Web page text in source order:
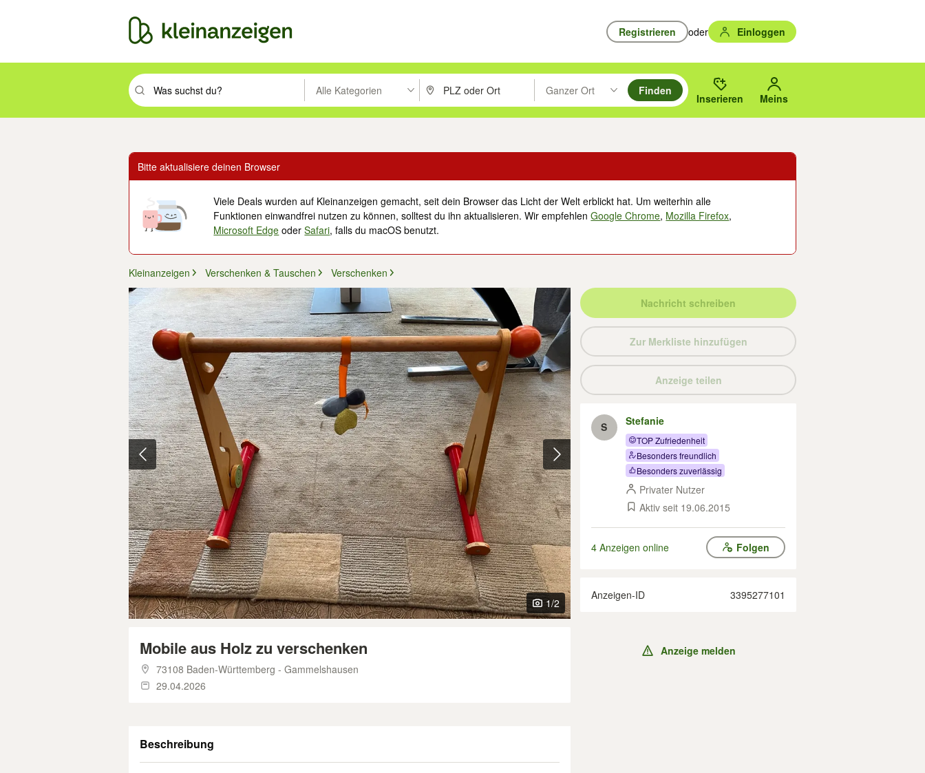
Registrieren oder Einloggen
Suchbegriff eingeben. Eingabetaste drücken um zu suchen, oder Vorschläge mit den Pfeiltasten nach oben/unten durchsuchen und mit Eingabetaste auswählen.
Alle Kategorien PLZ oder Ort eingeben. Eingabetaste drücken um zu suchen, oder Vorschläge mit den Pfeiltasten nach oben/
Ganzer Ort
Suche im Umkreis des gewählten Orts oder PLZ.
Finden
Inserieren Meins
Bitte aktualisiere deinen Browser
Viele Deals wurden auf Kleinanzeigen gemacht, seit dein Browser das Licht der Welt erblickt hat. Um weiterhin alle
Funktionen einwandfrei nutzen zu können, solltest du ihn aktualisieren. Wir empfehlenGoogle Chrome, Mozilla Firefox,
Microsoft Edge oderSafari, falls du macOS benutzt.
Kleinanzeigen Verschenken & Tauschen Verschenken
1/2
Mobile aus Holz zu verschenken
73108 Baden-Württemberg - Gammelshausen
29.04.2026
Beschreibung
Nachricht schreiben
Zur Merkliste hinzufügen
Anzeige teilen
S Stefanie
TOP Zufriedenheit
Besonders freundlich
Besonders zuverlässig
Privater Nutzer
Aktiv seit 19.06.2015
4 Anzeigen online Folgen
Anzeigen-ID 3395277101
Anzeige melden